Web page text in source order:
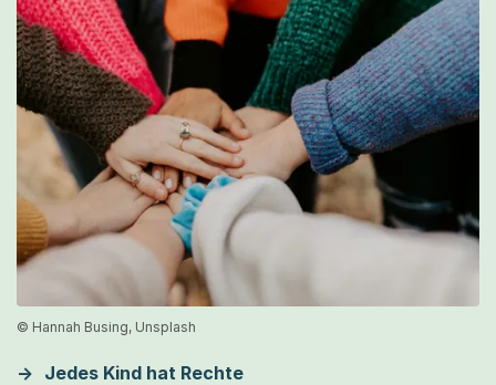
© Hannah Busing, Unsplash
Jedes Kind hat Rechte